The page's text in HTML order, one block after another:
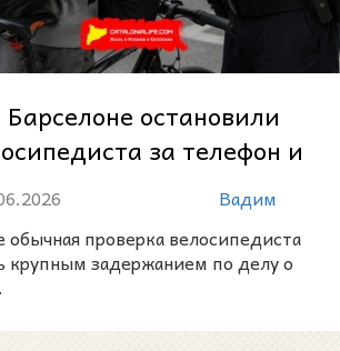
Барселоне остановили
за телефон и
у него крупную партию
Вадим
обычная проверка велосипедиста
крупным задержанием по делу о